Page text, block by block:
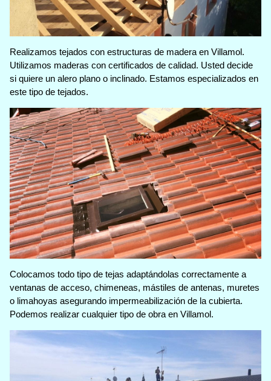
Realizamos tejados con estructuras de madera en Villamol.
Utilizamos maderas con certificados de calidad. Usted decide
si quiere un alero plano o inclinado. Estamos especializados en
este tipo de tejados.
Colocamos todo tipo de tejas adaptándolas correctamente a
ventanas de acceso, chimeneas, mástiles de antenas, muretes
o limahoyas asegurando impermeabilización de la cubierta.
Podemos realizar cualquier tipo de obra en Villamol.